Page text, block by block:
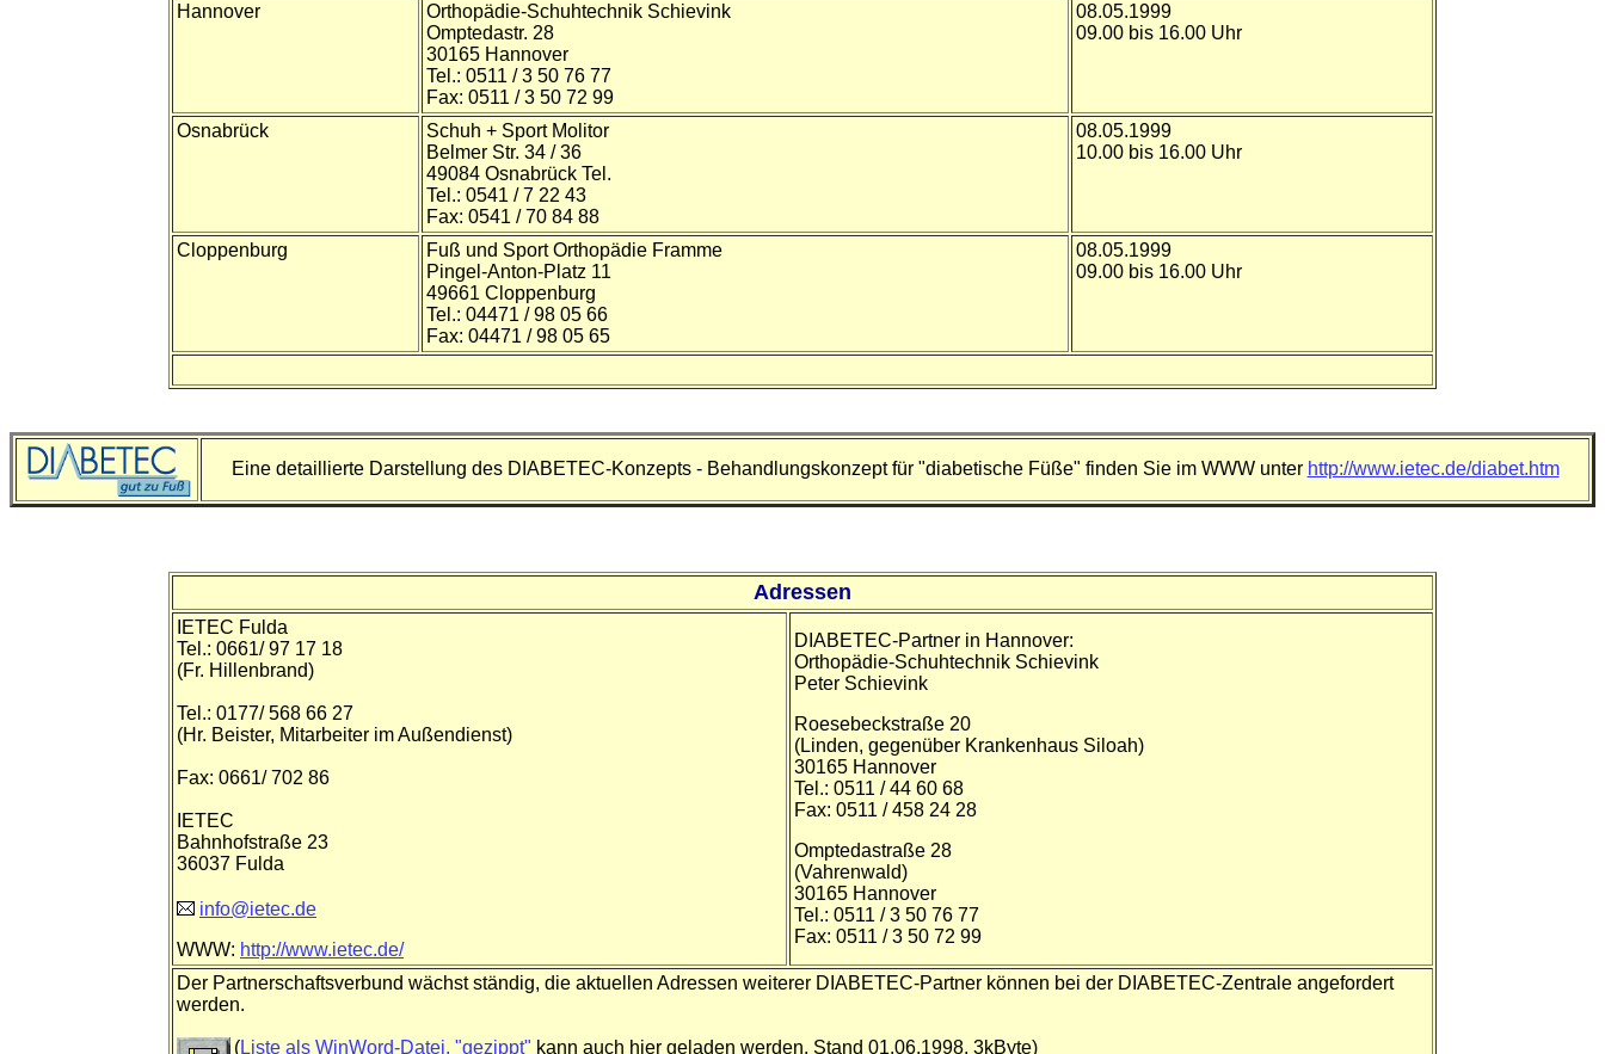
Hannover
Orthopädie-Schuhtechnik Schievink
Omptedastr. 28
30165 Hannover
Tel.: 0511 / 3 50 76 77
Fax: 0511 / 3 50 72 99
08.05.1999
09.00 bis 16.00 Uhr
Osnabrück
Schuh + Sport Molitor
Belmer Str. 34 / 36
49084 Osnabrück Tel.
Tel.: 0541 / 7 22 43
Fax: 0541 / 70 84 88
08.05.1999
10.00 bis 16.00 Uhr
Cloppenburg
Fuß und Sport Orthopädie Framme
Pingel-Anton-Platz 11
49661 Cloppenburg
Tel.: 04471 / 98 05 66
Fax: 04471 / 98 05 65
08.05.1999
09.00 bis 16.00 Uhr
Eine detaillierte Darstellung des DIABETEC-Konzepts - Behandlungskonzept für "diabetische Füße" finden Sie im WWW unter http://www.ietec.de/diabet.htm
Adressen
IETEC Fulda
Tel.: 0661/ 97 17 18
(Fr. Hillenbrand)
Tel.: 0177/ 568 66 27
(Hr. Beister, Mitarbeiter im Außendienst)
Fax: 0661/ 702 86
IETEC
Bahnhofstraße 23
36037 Fulda
info@ietec.de
WWW: http://www.ietec.de/
DIABETEC-Partner in Hannover:
Orthopädie-Schuhtechnik Schievink
Peter Schievink
Roesebeckstraße 20
(Linden, gegenüber Krankenhaus Siloah)
30165 Hannover
Tel.: 0511 / 44 60 68
Fax: 0511 / 458 24 28
Omptedastraße 28
(Vahrenwald)
30165 Hannover
Tel.: 0511 / 3 50 76 77
Fax: 0511 / 3 50 72 99
Der Partnerschaftsverbund wächst ständig, die aktuellen Adressen weiterer DIABETEC-Partner können bei der DIABETEC-Zentrale angefordert
werden.
(Liste als WinWord-Datei, "gezippt" kann auch hier geladen werden, Stand 01.06.1998, 3kByte)